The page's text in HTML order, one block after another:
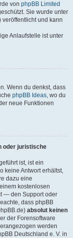
von phpBB Limited
Sie wurde unter
veröffentlicht und kann
Anlaufstelle ist unter
Wenn du denkst, dass
phpBB Ideas, wo du
neue Funktionen
oder juristische
ist, ist ein
keine Antwort erhältst,
dazu eine
kostenlosen
— den Support oder
dass phpBB
absolut keinen
der Forensoftware
werden
Deutschland e. V. in